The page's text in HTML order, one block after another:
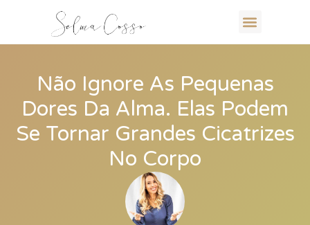
Não Ignore As Pequenas
Dores Da Alma. Elas Podem
Se Tornar Grandes Cicatrizes
No Corpo